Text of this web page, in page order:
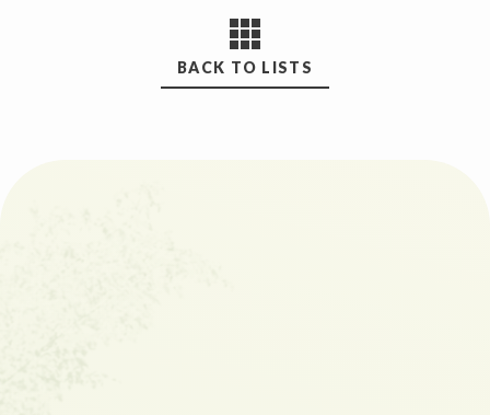
BACK TO LISTS